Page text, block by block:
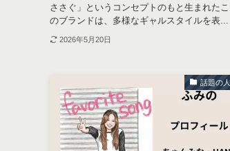
ささぐ」というコンセプトのもと生まれたこ
のブランドは、多様なギャルスタイルを表...
2026年5月20日
話題の人